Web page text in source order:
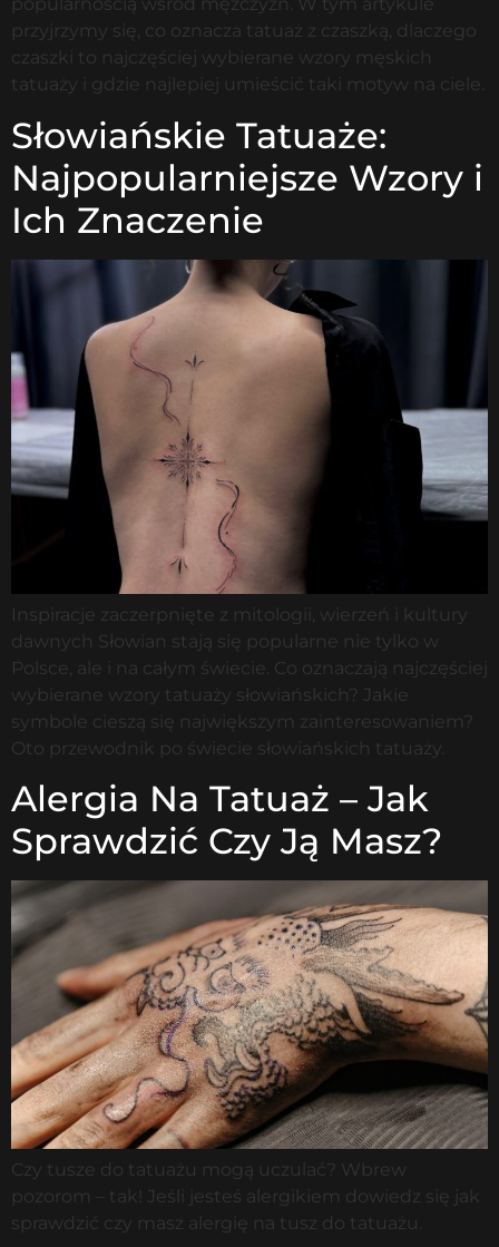
popularnością wśród mężczyzn. W tym artykule
przyjrzymy się, co oznacza tatuaż z czaszką, dlaczego
czaszki to najczęściej wybierane wzory męskich
tatuaży i gdzie najlepiej umieścić taki motyw na ciele.
Słowiańskie Tatuaże:
Najpopularniejsze Wzory i
Ich Znaczenie
Inspiracje zaczerpnięte z mitologii, wierzeń i kultury
dawnych Słowian stają się popularne nie tylko w
Polsce, ale i na całym świecie. Co oznaczają najczęściej
wybierane wzory tatuaży słowiańskich? Jakie
symbole cieszą się największym zainteresowaniem?
Oto przewodnik po świecie słowiańskich tatuaży.
Alergia Na Tatuaż – Jak
Sprawdzić Czy Ją Masz?
Czy tusze do tatuażu mogą uczulać? Wbrew
pozorom – tak! Jeśli jesteś alergikiem dowiedz się jak
sprawdzić czy masz alergię na tusz do tatuażu.